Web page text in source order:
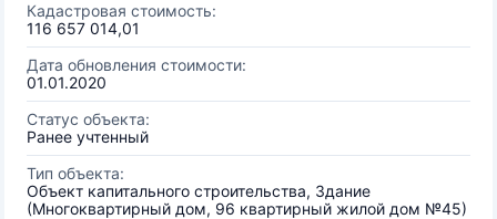
Кадастровая стоимость:
116 657 014,01
Дата обновления стоимости:
01.01.2020
Статус объекта:
Ранее учтенный
Тип объекта:
Объект капитального строительства, Здание
(Многоквартирный дом, 96 квартирный жилой дом №45)